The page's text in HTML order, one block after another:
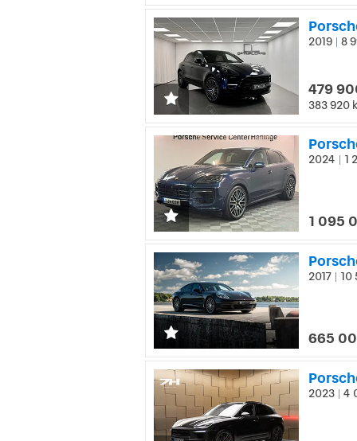
2019 8
479
383 920
2024 1
1 095
2017 10
665
2023 4